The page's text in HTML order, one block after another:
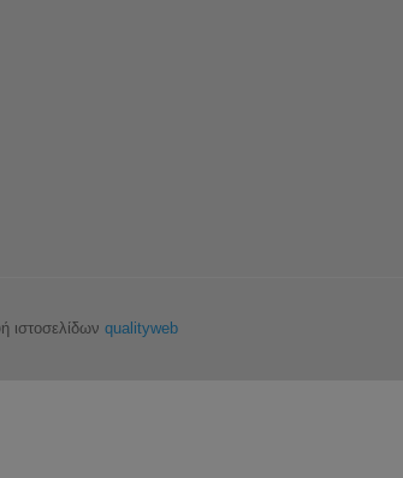
ιστοσελίδων qualityweb